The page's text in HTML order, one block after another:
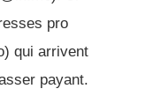
pro
qui arrivent
payant.